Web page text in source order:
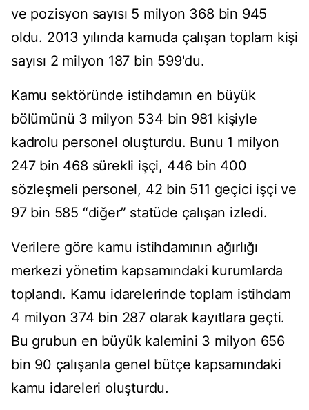
ve pozisyon sayısı 5 milyon 368 bin 945
oldu. 2013 yılında kamuda çalışan toplam kişi
sayısı 2 milyon 187 bin 599'du.
Kamu sektöründe istihdamın en büyük
bölümünü 3 milyon 534 bin 981 kişiyle
kadrolu personel oluşturdu. Bunu 1 milyon
247 bin 468 sürekli işçi, 446 bin 400
sözleşmeli personel, 42 bin 511 geçici işçi ve
97 bin 585 “diğer” statüde çalışan izledi.
Verilere göre kamu istihdamının ağırlığı
merkezi yönetim kapsamındaki kurumlarda
toplandı. Kamu idarelerinde toplam istihdam
4 milyon 374 bin 287 olarak kayıtlara geçti.
Bu grubun en büyük kalemini 3 milyon 656
bin 90 çalışanla genel bütçe kapsamındaki
kamu idareleri oluşturdu.